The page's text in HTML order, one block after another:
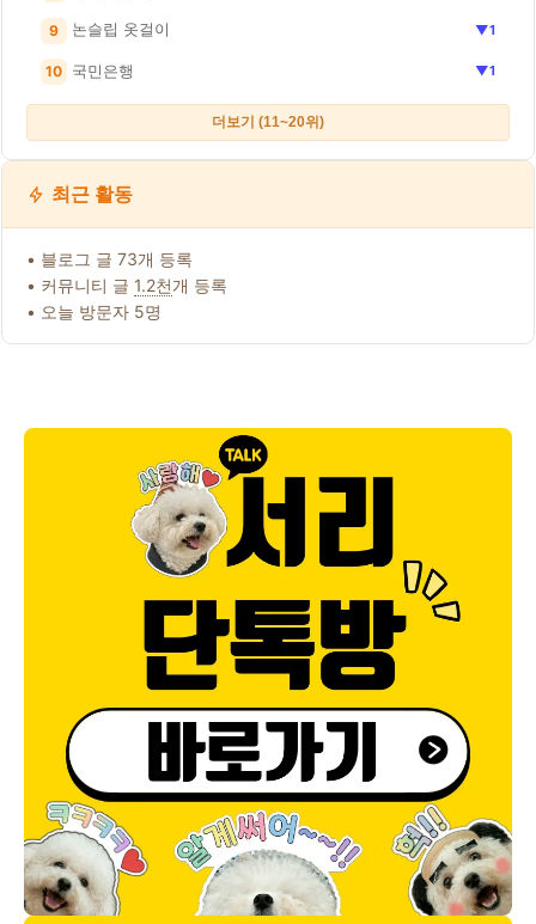
9 논슬립 옷걸이 ▼1
10 국민은행 ▼1
더보기 (11~20위)
최근 활동
• 블로그 글 73개 등록
• 커뮤니티 글 1.2천개 등록
• 오늘 방문자 5명